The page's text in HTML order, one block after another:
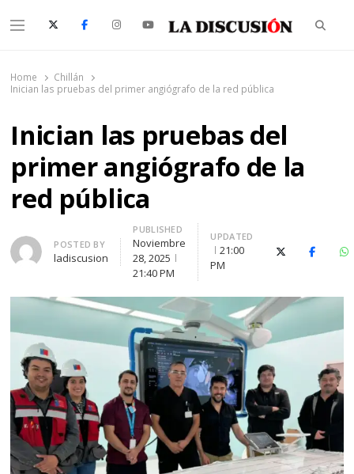
Menu
Home
Chillán
Inician las pruebas del primer angiógrafo de la red pública
Inician las pruebas del
primer angiógrafo de la
red pública
Author
POSTED BY
ladiscusion
PUBLISHED
Noviembre
28, 2025
21:40 PM
UPDATED
21:00
PM
X (Twitter)